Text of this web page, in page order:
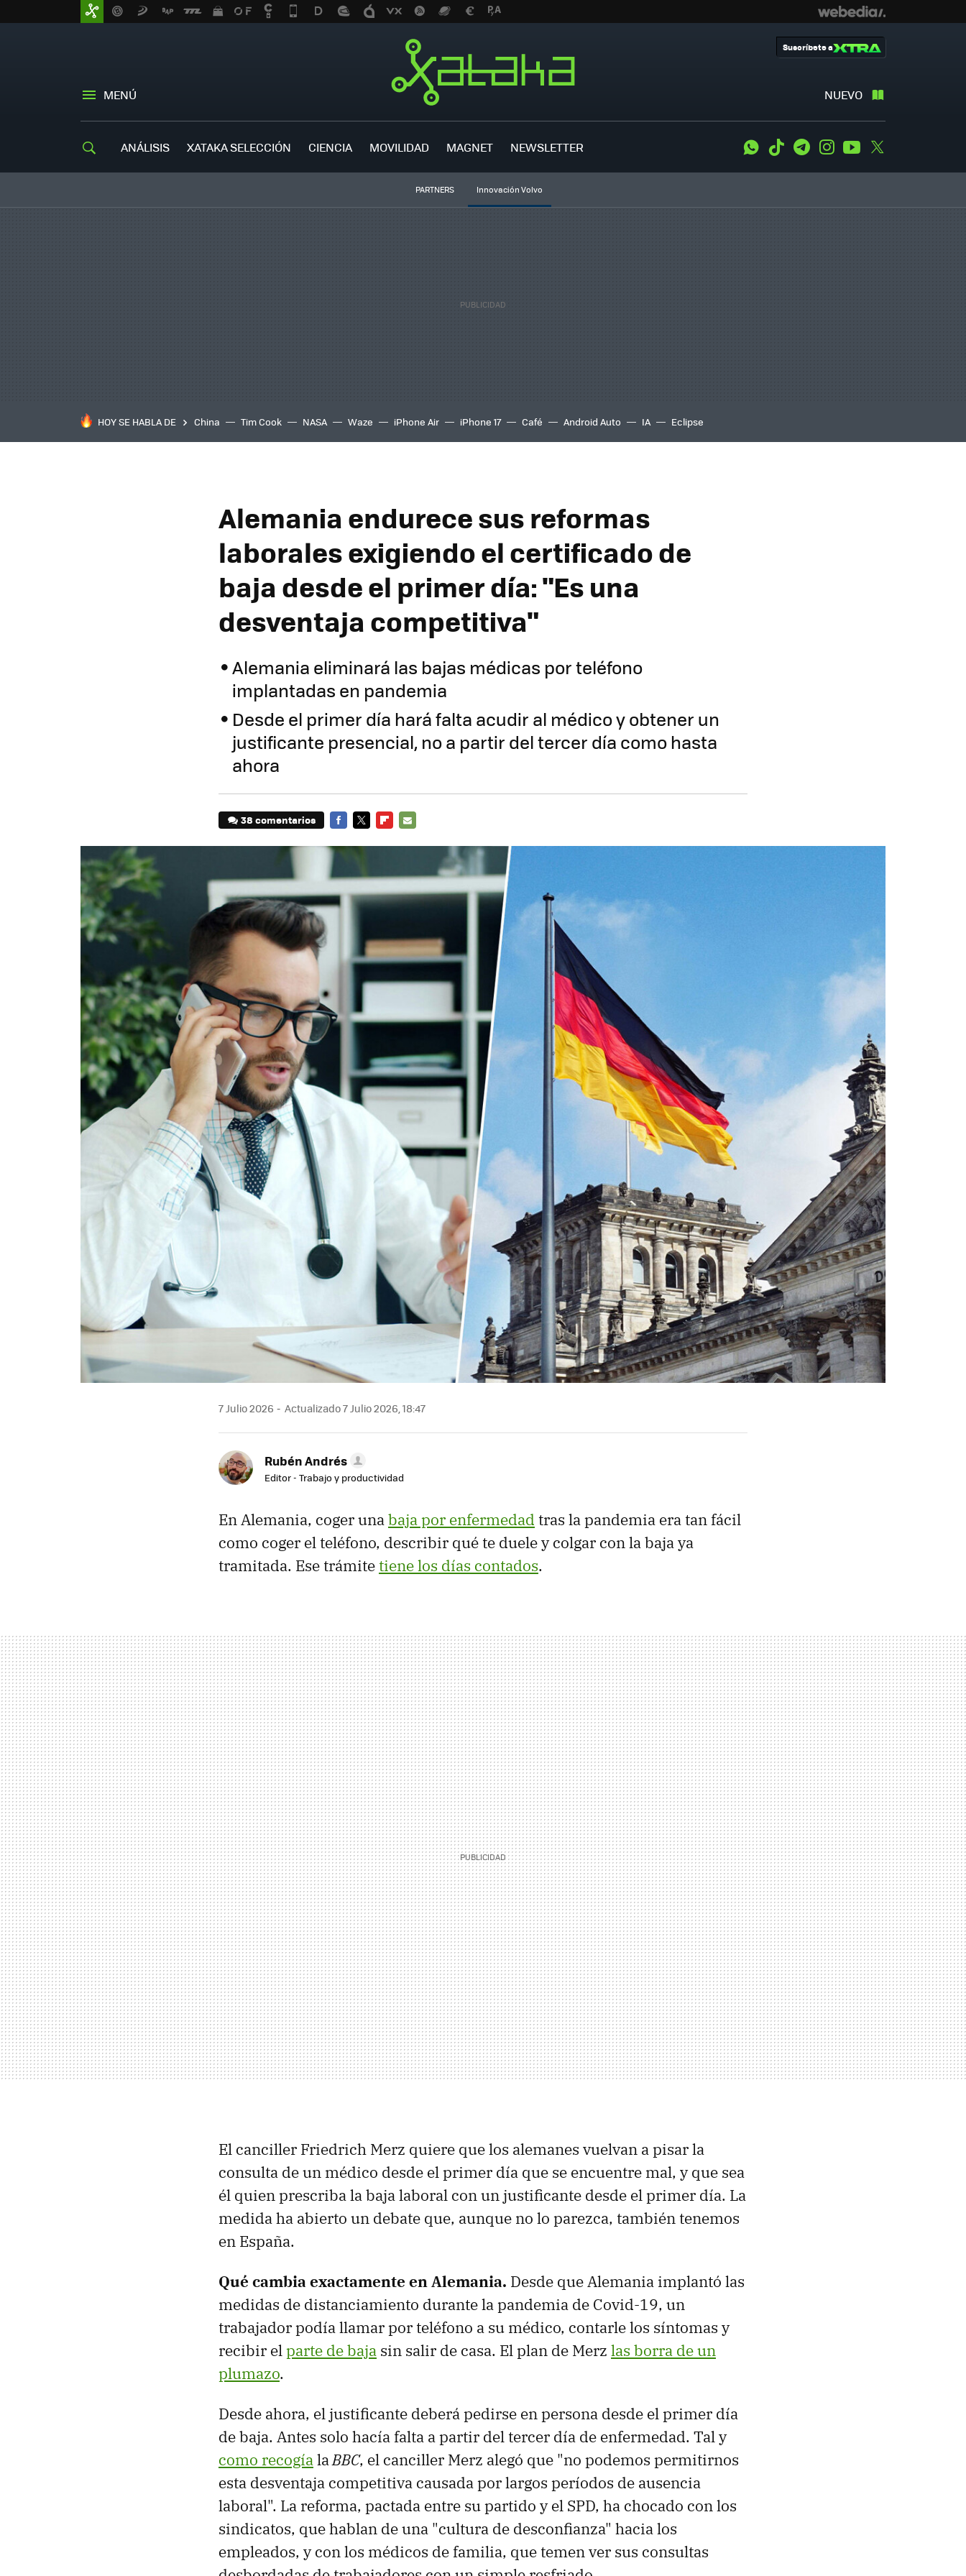
MENÚ NUEVO
Suscríbete a
ANÁLISIS XATAKA SELECCIÓN CIENCIA MOVILIDAD MAGNET NEWSLETTER WhatsApp
Tiktok TelegramInstagramYoutube
PARTNERS Innovación Volvo
HOY SE HABLA DE China Tim Cook NASA Waze iPhone Air iPhone 17 Café Android Auto IA Eclipse
Alemania endurece sus reformas
laborales exigiendo el certificado de
baja desde el primer día: "Es una
desventaja competitiva"
Alemania eliminará las bajas médicas por teléfono
implantadas en pandemia
Desde el primer día hará falta acudir al médico y obtener un
justificante presencial, no a partir del tercer día como hasta
ahora
38 comentarios
7 Julio 2026 Actualizado 7 Julio 2026, 18:47
Rubén Andrés
Editor - Trabajo y productividad
En Alemania, coger unabaja por enfermedad tras la pandemia era tan fácil
como coger el teléfono, describir qué te duele y colgar con la baja ya
tramitada. Ese trámitetiene los días contados.
El canciller Friedrich Merz quiere que los alemanes vuelvan a pisar la
consulta de un médico desde el primer día que se encuentre mal, y que sea
él quien prescriba la baja laboral con un justificante desde el primer día. La
medida ha abierto un debate que, aunque no lo parezca, también tenemos
en España.
Qué cambia exactamente en Alemania. Desde que Alemania implantó las
medidas de distanciamiento durante la pandemia de Covid-19, un
trabajador podía llamar por teléfono a su médico, contarle los síntomas y
recibir elparte de baja sin salir de casa. El plan de Merz las borra de un
plumazo.
Desde ahora, el justificante deberá pedirse en persona desde el primer día
de baja. Antes solo hacía falta a partir del tercer día de enfermedad. Tal y
como recogíalaBBC, el canciller Merz alegó que "no podemos permitirnos
esta desventaja competitiva causada por largos períodos de ausencia
laboral". La reforma, pactada entre su partido y el SPD, ha chocado con los
sindicatos, que hablan de una "cultura de desconfianza" hacia los
empleados, y con los médicos de familia, que temen ver sus consultas